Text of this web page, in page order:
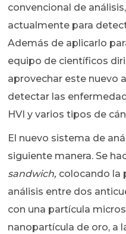
convencional de
actualmente para
Además de aplicarlo
equipo de científicos
aprovechar este nuevo
detectar las
HVI y varios tipos de
El nuevo sistema de
siguiente manera. Se
sandwich, colocando la
análisis entre dos
con una partícula
nanopartícula de oro, a